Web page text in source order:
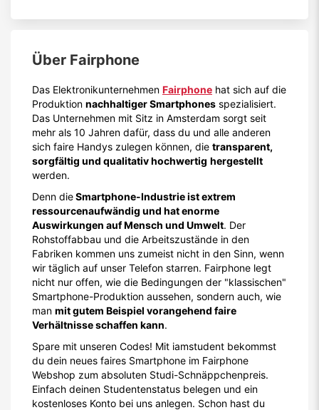
Über Fairphone
Das Elektronikunternehmen Fairphone hat sich auf die
Produktion nachhaltiger Smartphones spezialisiert.
Das Unternehmen mit Sitz in Amsterdam sorgt seit
mehr als 10 Jahren dafür, dass du und alle anderen
sich faire Handys zulegen können, die transparent,
sorgfältig und qualitativ hochwertig hergestellt
werden.
Denn dieSmartphone-Industrie ist extrem
ressourcenaufwändig und hat enorme
Auswirkungen auf Mensch und Umwelt. Der
Rohstoffabbau und die Arbeitszustände in den
Fabriken kommen uns zumeist nicht in den Sinn, wenn
wir täglich auf unser Telefon starren. Fairphone legt
nicht nur offen, wie die Bedingungen der "klassischen"
Smartphone-Produktion aussehen, sondern auch, wie
man mit gutem Beispiel vorangehend faire
Verhältnisse schaffen kann.
Spare mit unseren Codes! Mit iamstudent bekommst
du dein neues faires Smartphone im Fairphone
Webshop zum absoluten Studi-Schnäppchenpreis.
Einfach deinen Studentenstatus belegen und ein
kostenloses Konto bei uns anlegen. Schon hast du